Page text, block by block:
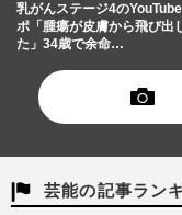
乳がんステージ4の
ポ「腫瘍が皮膚から飛び出
た」34歳で余命…
芸能の記事ラン